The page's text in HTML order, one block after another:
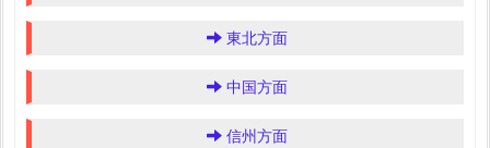
東北方面
中国方面
信州方面